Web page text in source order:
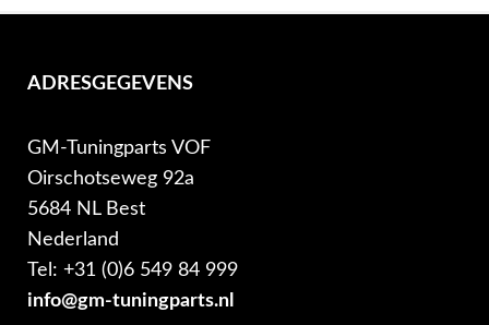
ADRESGEGEVENS
GM-Tuningparts VOF
Oirschotseweg 92a
5684 NL Best
Nederland
Tel: +31 (0)6 549 84 999
info@gm-tuningparts.nl